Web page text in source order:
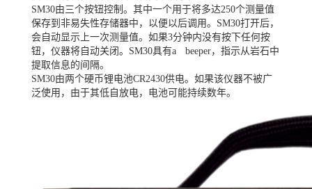
SM30由三个按钮控制。其中一个用于将多达250个测量值
保存到非易失性存储器中，以便以后调用。SM30打开后，
会自动显示上一次测量值。如果3分钟内没有按下任何按
钮，仪器将自动关闭。SM30具有aﾠbeeper，指示从岩石中
提取信息的间隔。
SM30由两个硬币锂电池CR2430供电。如果该仪器不被广
泛使用，由于其低自放电，电池可能持续数年。